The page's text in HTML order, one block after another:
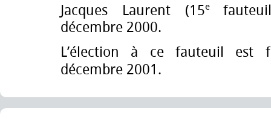
Jacques Laurent (15e
décembre 2000.
L’élection à ce fauteuil est
décembre 2001.